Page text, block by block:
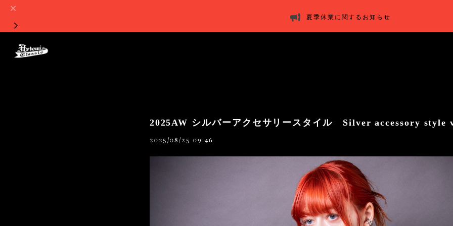
夏季休業に関するお知らせ
2025AW シルバーアクセサリースタイル Silver accessory style
2025/08/25 09:46